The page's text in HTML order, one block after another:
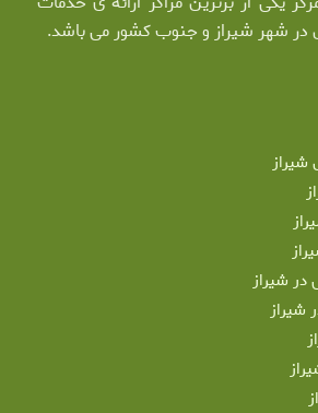
در شهر شیراز و جنوب کشور می باشد.
در شیراز